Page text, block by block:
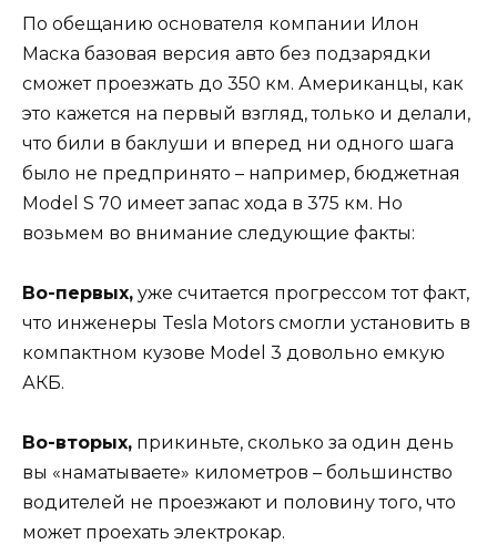
По обещанию основателя компании Илон
Маска базовая версия авто без подзарядки
сможет проезжать до 350 км. Американцы, как
это кажется на первый взгляд, только и делали,
что били в баклуши и вперед ни одного шага
было не предпринято – например, бюджетная
Model S 70 имеет запас хода в 375 км. Но
возьмем во внимание следующие факты:
Во-первых, уже считается прогрессом тот факт,
что инженеры Tesla Motors смогли установить в
компактном кузове Model 3 довольно емкую
АКБ.
Во-вторых, прикиньте, сколько за один день
вы «наматываете» километров – большинство
водителей не проезжают и половину того, что
может проехать электрокар.